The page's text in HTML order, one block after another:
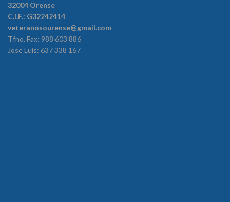
32004 Orense
C.I.F.: G32242414
veteranosourense@gmail.com
Tfno. Fax: 988 603 886
Jose Luis: 637 338 167